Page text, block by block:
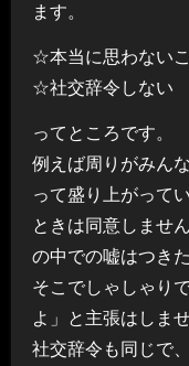
ます。
☆本当に思わない
☆社交辞令しない
ってところです。
例えば周りがみん
って盛り上がって
ときは同意しませ
の中での嘘はつき
そこでしゃしゃり
よ」と主張はしま
社交辞令も同じで